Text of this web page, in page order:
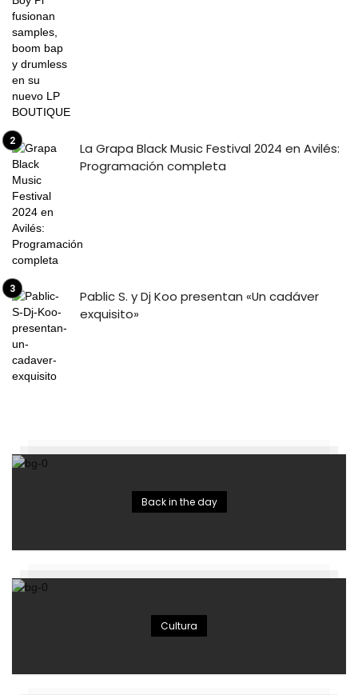
La Grapa Black Music Festival 2024 en Avilés:
Programación completa
Pablic S. y Dj Koo presentan «Un cadáver
exquisito»
Back in the day
Cultura